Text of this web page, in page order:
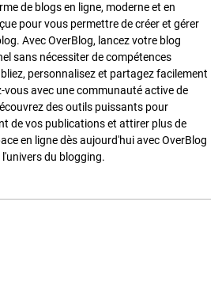
de blogs en ligne, moderne et en
pour vous permettre de créer et gérer
Avec OverBlog, lancez votre blog
sans nécessiter de compétences
personnalisez et partagez facilement
vous avec une communauté active de
des outils puissants pour
de vos publications et attirer plus de
en ligne dès aujourd'hui avec OverBlog
du blogging.